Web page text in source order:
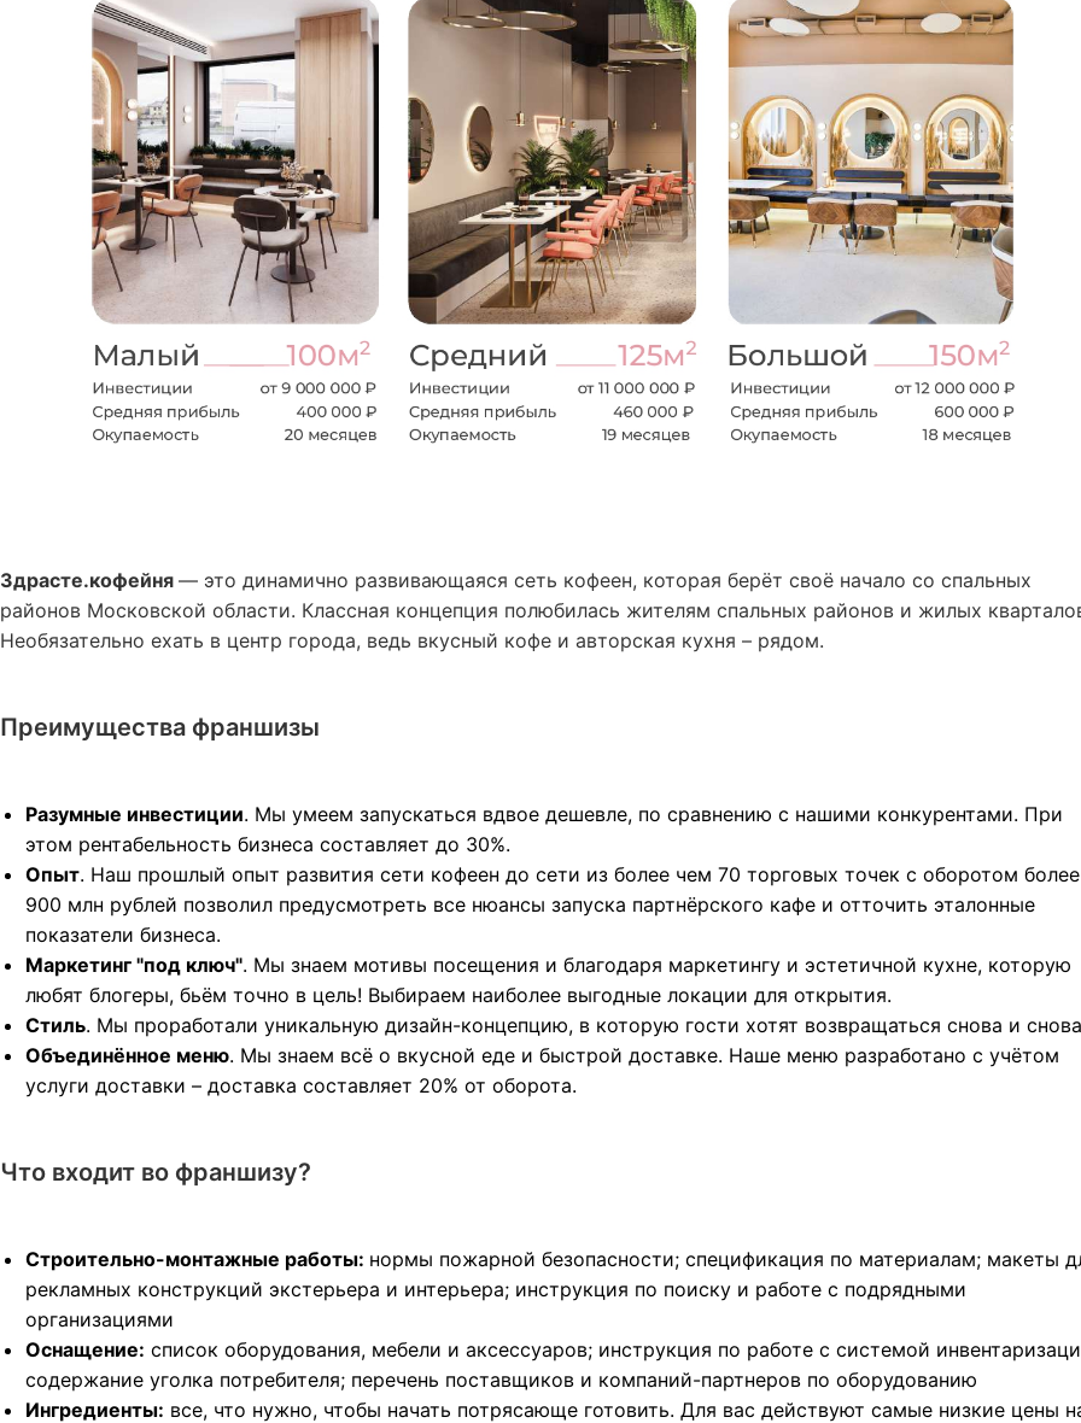
Здрасте.кофейня — это динамично развивающаяся сеть кофеен, которая берёт своё начало со спальных
районов Московской области. Классная концепция полюбилась жителям спальных районов и жилых
Необязательно ехать в центр города, ведь вкусный кофе и авторская кухня – рядом.
Преимущества франшизы
Разумные инвестиции. Мы умеем запускаться вдвое дешевле, по сравнению с нашими конкурентами. При
этом рентабельность бизнеса составляет до 30%.
Опыт. Наш прошлый опыт развития сети кофеен до сети из более чем 70 торговых точек с оборотом более
900 млн рублей позволил предусмотреть все нюансы запуска партнёрского кафе и отточить эталонные
показатели бизнеса.
Маркетинг "под ключ". Мы знаем мотивы посещения и благодаря маркетингу и эстетичной кухне, которую
любят блогеры, бьём точно в цель! Выбираем наиболее выгодные локации для открытия.
Стиль. Мы проработали уникальную дизайн-концепцию, в которую гости хотят возвращаться снова и
Объединённое меню. Мы знаем всё о вкусной еде и быстрой доставке. Наше меню разработано с учётом
услуги доставки – доставка составляет 20% от оборота.
Что входит во франшизу?
Строительно-монтажные работы: нормы пожарной безопасности; спецификация по материалам; макеты
рекламных конструкций экстерьера и интерьера; инструкция по поиску и работе с подрядными
организациями
Оснащение: список оборудования, мебели и аксессуаров; инструкция по работе с системой
содержание уголка потребителя; перечень поставщиков и компаний-партнеров по оборудованию
Ингредиенты: все, что нужно, чтобы начать потрясающе готовить. Для вас действуют самые низкие цены